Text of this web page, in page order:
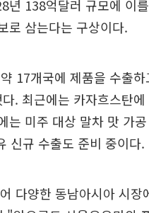
138억달러 규모에 이
로 삼는다는 구상이다.
17개국에 제품을 수출
. 최근에는 카자흐스탄
미주 대상 말차 맛 가
신규 수출도 준비 중이다.
다양한 동남아시아 시장